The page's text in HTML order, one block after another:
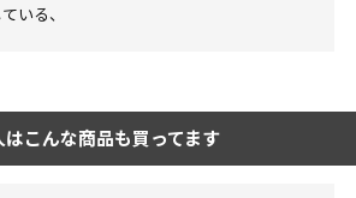
いる、
こんな商品も買ってます